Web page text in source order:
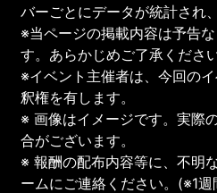
バーごとにデータが統計され
※当ページの掲載内容は予告
す。あらかじめご了承ください
※イベント主催者は、今回の
釈権を有します。
※ 画像はイメージです。実際
合がございます。
※ 報酬の配布内容等に、不明
ームにご連絡ください。(※1